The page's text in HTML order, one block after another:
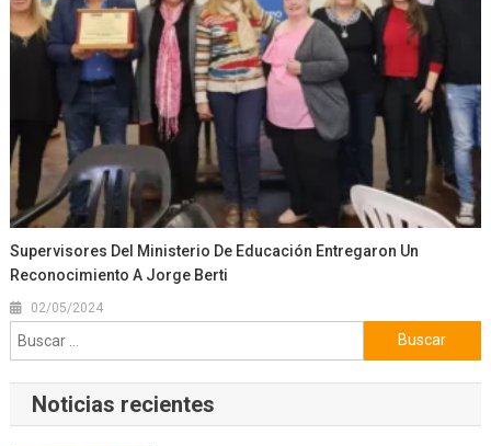
Supervisores Del Ministerio De Educación Entregaron Un
Reconocimiento A Jorge Berti
02/05/2024
Buscar:
Noticias recientes